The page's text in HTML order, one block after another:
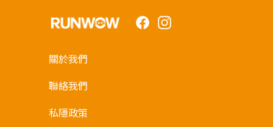
FacebookInstagram
關於我們
聯絡我們
私隱政策